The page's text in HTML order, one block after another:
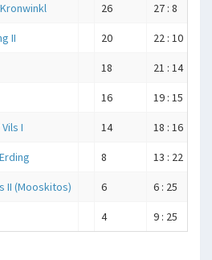
26 27 : 8
II 20 22 : 10
18 21 : 14
16 19 : 15
I 14 18 : 16
8 13 : 22
II (Mooskitos) 6 6 : 25
4 9 : 25